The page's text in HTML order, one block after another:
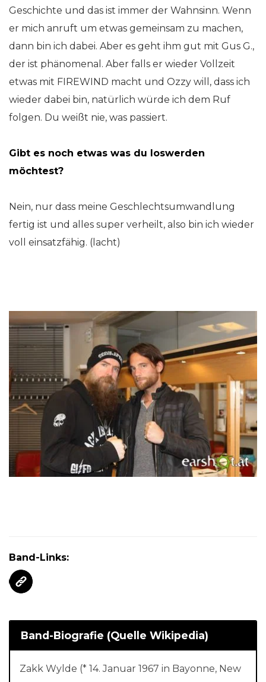
Geschichte und das ist immer der Wahnsinn. Wenn
er mich anruft um etwas gemeinsam zu machen,
dann bin ich dabei. Aber es geht ihm gut mit Gus G.,
der ist phänomenal. Aber falls er wieder Vollzeit
etwas mit FIREWIND macht und Ozzy will, dass ich
wieder dabei bin, natürlich würde ich dem Ruf
folgen. Du weißt nie, was passiert.
Gibt es noch etwas was du loswerden
möchtest?
Nein, nur dass meine Geschlechtsumwandlung
fertig ist und alles super verheilt, also bin ich wieder
voll einsatzfähig. (lacht)
Band-Links:
Band-Biografie (Quelle Wikipedia)
Zakk Wylde (* 14. Januar 1967 in Bayonne, New